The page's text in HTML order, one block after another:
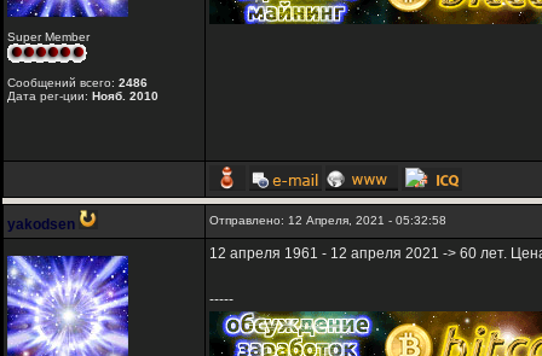
Super Member
Сообщений всего: 2486
Дата рег-ции: Нояб. 2010
yakodsen Отправлено: 12 Апреля, 2021 - 05:32:58
12 апреля 1961 - 12 апреля 2021 -> 60 лет.
-----